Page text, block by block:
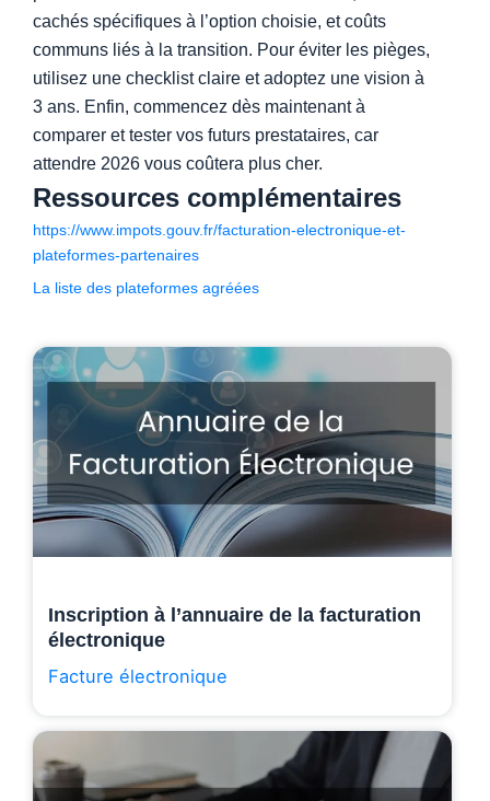
cachés spécifiques à l’option choisie, et coûts
communs liés à la transition. Pour éviter les pièges,
utilisez une checklist claire et adoptez une vision à
3 ans. Enfin, commencez dès maintenant à
comparer et tester vos futurs prestataires, car
attendre 2026 vous coûtera plus cher.
Ressources complémentaires
https://www.impots.gouv.fr/facturation-electronique-et-
plateformes-partenaires
La liste des plateformes agréées
Inscription à l’annuaire de la facturation
électronique
Facture électronique